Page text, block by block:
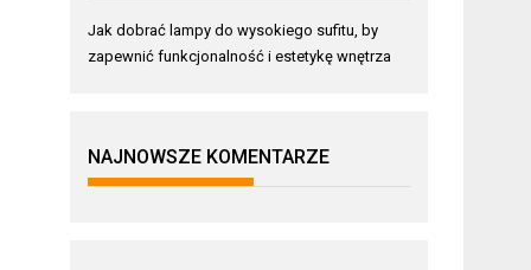
Jak dobrać lampy do wysokiego sufitu, by
zapewnić funkcjonalność i estetykę wnętrza
NAJNOWSZE KOMENTARZE